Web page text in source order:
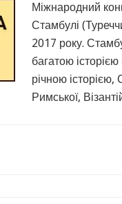
Міжнародний
Стамбулі
2017 року.
багатою
річною
Римської,